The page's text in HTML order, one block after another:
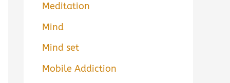
Meditation
Mind
Mind set
Mobile Addiction